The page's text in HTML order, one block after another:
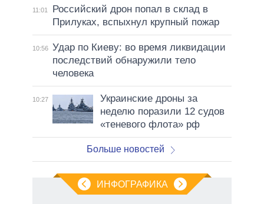
11:01
Российский дрон попал в склад в
Прилуках, вспыхнул крупный пожар
10:56 Удар по Киеву: во время ликвидации
последствий обнаружили тело
человека
10:27
Украинские дроны за
неделю поразили 12 судов
«теневого флота» рф
Больше новостей
ИНФОГРАФИКА